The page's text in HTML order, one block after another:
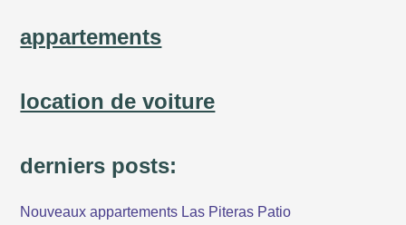
appartements
location de voiture
derniers posts:
Nouveaux appartements Las Piteras Patio